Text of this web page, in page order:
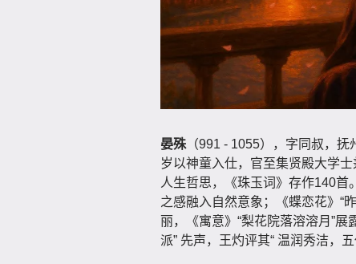
晏殊 （991 - 1055），字同叔，
岁以神童入仕，官至集贤殿大学
人生哲思，《珠玉词》存作140首
之感融入自然意象；《蝶恋花》“
丽，《寓意》“梨花院落溶溶月”
派” 先声，王灼评其“ 温润秀洁，